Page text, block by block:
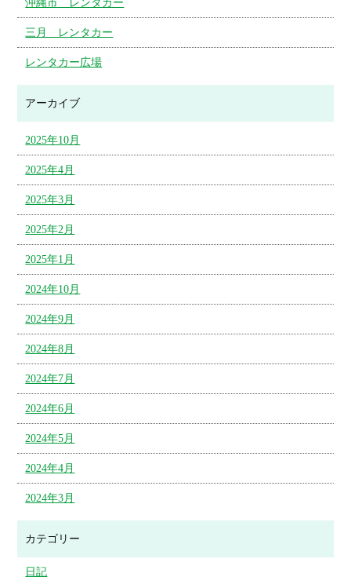
沖縄市 レンタカー
三月 レンタカー
レンタカー広場
アーカイブ
2025年10月
2025年4月
2025年3月
2025年2月
2025年1月
2024年10月
2024年9月
2024年8月
2024年7月
2024年6月
2024年5月
2024年4月
2024年3月
カテゴリー
日記